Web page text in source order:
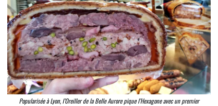
Popularisée à Lyon, l’Oreiller de la Belle Aurore pique l’Hexagone avec un premier